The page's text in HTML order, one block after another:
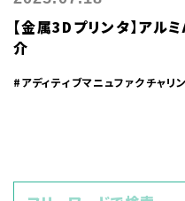
【金属3Dプリンタ】アル
介
#アディティブマニュファクチャリ